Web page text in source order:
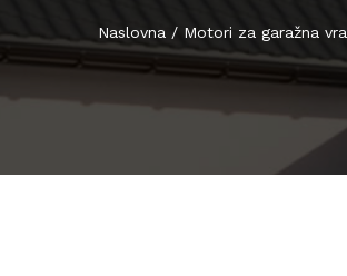
DIJELOVI OD PLASTIKE
RAL MONTAŽA, LJEPILA I
INOX RUKOHVATI I OPREMA
KONTAKT
Naslovna / Motori za garažna